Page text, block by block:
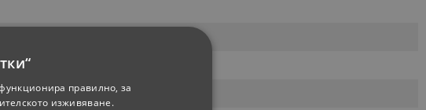
ред
правилно, за
изживяване.